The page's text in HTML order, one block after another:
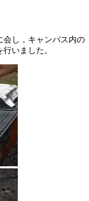
会し，キャンパス内の
いました。